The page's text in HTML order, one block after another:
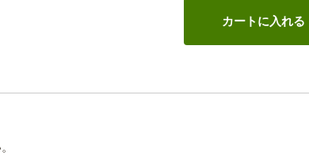
カートに入れる